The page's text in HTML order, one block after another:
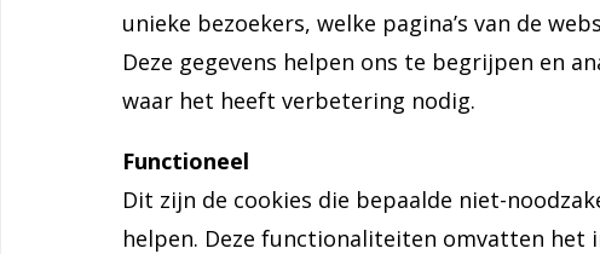
unieke bezoekers, welke pagina’s van de
Deze gegevens helpen ons te begrijpen en
waar het heeft verbetering nodig.
Functioneel
Dit zijn de cookies die bepaalde niet-
helpen. Deze functionaliteiten omvatten het